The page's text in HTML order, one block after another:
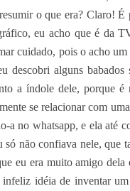
o que era? Claro!
eu acho que é da
cuidado, pois o acho
descobri alguns
a índole dele, porque é
se relacionar com
a no whatsapp, e ela até
só não confiava nele, que
eu era muito amigo
idéia de inventar